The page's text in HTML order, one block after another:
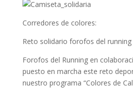
Corredores de colores:
Reto solidario forofos del
Forofos del Running en
puesto en marcha este reto
nuestro programa “Colores de